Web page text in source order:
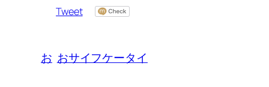
Tweet
お おサイフケータイ